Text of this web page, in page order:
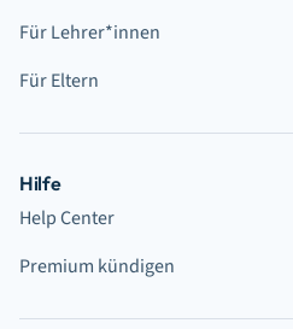
Für Lehrer*innen
Für Eltern
Hilfe
Help Center
Premium kündigen